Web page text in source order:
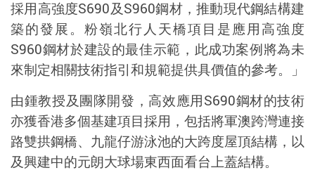
採用高強度S690及S960鋼材，推動現代鋼結構建
築的發展。粉嶺北行人天橋項目是應用高強度
S960鋼材於建設的最佳示範，此成功案例將為未
來制定相關技術指引和規範提供具價值的參考。」
由鍾教授及團隊開發，高效應用S690鋼材的技術
亦獲香港多個基建項目採用，包括將軍澳跨灣連接
路雙拱鋼橋、九龍仔游泳池的大跨度屋頂結構，以
及興建中的元朗大球場東西面看台上蓋結構。